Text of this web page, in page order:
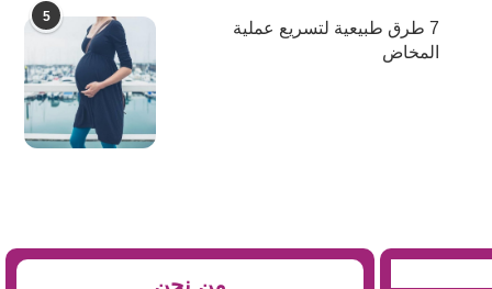
5
7 طرق طبيعية لتسريع عملية
المخاض
من نحن